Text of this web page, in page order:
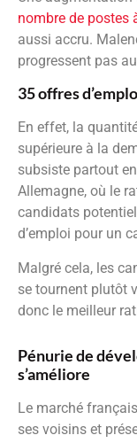
nombre de postes
aussi accru.
progressent pas
35 offres
En effet, la
supérieure à la
subsiste partout
Allemagne, où le
candidats
d’emploi pour un
Malgré cela, les
se tournent plutôt
donc le meilleur
Pénurie de
s’améliore
Le marché
ses voisins et